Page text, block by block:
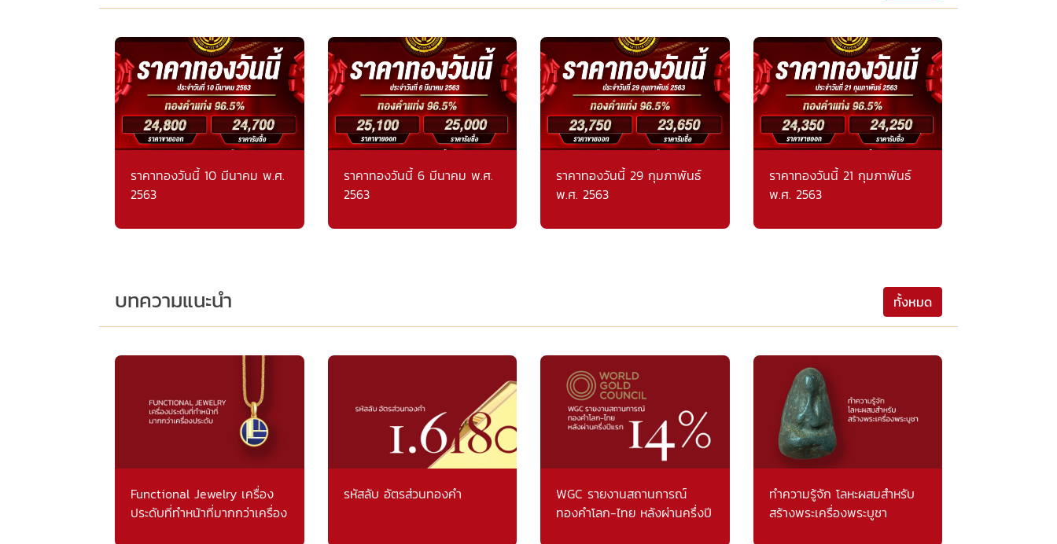
ราคาทองวันนี้ 10 มีนาคม พ.ศ.
2563
ราคาทองวันนี้ 6 มีนาคม พ.ศ.
2563
ราคาทองวันนี้ 29 กุมภาพันธ์
พ.ศ. 2563
ราคาทองวันนี้ 21 กุมภาพันธ์
พ.ศ. 2563
บทความแนะนำ ทั้งหมด
Functional Jewelry เครื่อง
ประดับที่ทำหน้าที่มากกว่าเครื่อง
รหัสลับ อัตรส่วนทองคำ
WGC รายงานสถานการณ์
ทองคำโลก-ไทย หลังผ่านครึ่งปี
ทำความรู้จัก โลหะผสมสำหรับ
สร้างพระเครื่องพระบูชา